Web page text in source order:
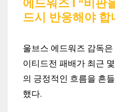
에드워즈 | “비판
드시 반응해야 합
울브스 에드워즈 감독
이티드전 패배가 최근
의 긍정적인 흐름을 흔
했다.